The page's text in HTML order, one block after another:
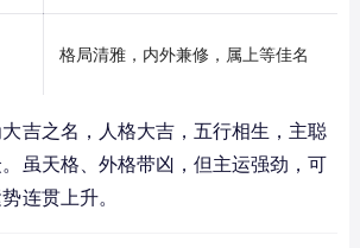
格局清雅，内外兼修，属上等佳名
吉之名，人格大吉，五行相生，主聪
虽天格、外格带凶，但主运强劲，可
连贯上升。